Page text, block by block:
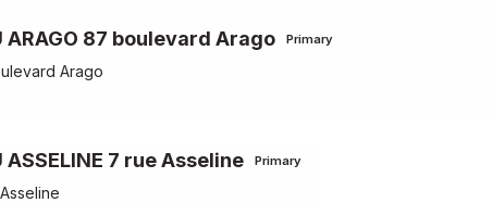
ARAGO 87 boulevard Arago Primary
Arago
ASSELINE 7 rue Asseline Primary